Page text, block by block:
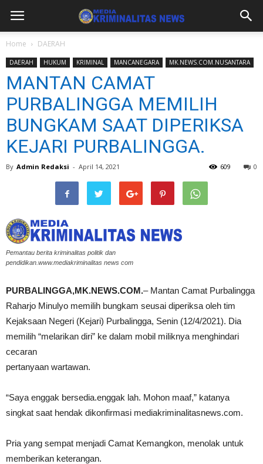
Home DAERAH
DAERAH HUKUM KRIMINAL MANCANEGARA MK.NEWS.COM.NUSANTARA
MANTAN CAMAT
PURBALINGGA MEMILIH
BUNGKAM SAAT DIPERIKSA
KEJARI PURBALINGGA.
By Admin Redaksi - April 14, 2021 0
609
Pemantau berita kriminalitas politik dan
pendidikan.www.mediakriminalitas news com
PURBALINGGA,MK.NEWS.COM.– Mantan Camat Purbalingga
Raharjo Minulyo memilih bungkam seusai diperiksa oleh tim
Kejaksaan Negeri (Kejari) Purbalingga, Senin (12/4/2021). Dia
memilih “melarikan diri” ke dalam mobil miliknya menghindari
cecaran
pertanyaan wartawan.
“Saya enggak bersedia.enggak lah. Mohon maaf,” katanya
singkat saat hendak dikonfirmasi mediakriminalitasnews.com.
Pria yang sempat menjadi Camat Kemangkon, menolak untuk
memberikan keterangan.